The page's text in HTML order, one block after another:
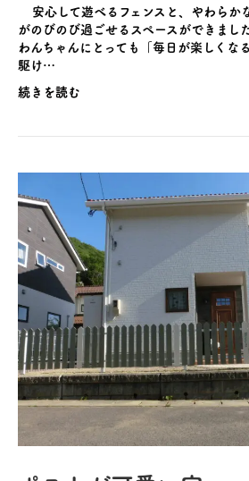
安心して遊べるフェンスと、やわらか
がのびのび過ごせるスペースができま
わんちゃんにとっても「毎日が楽しくな
駆け…
続きを読む